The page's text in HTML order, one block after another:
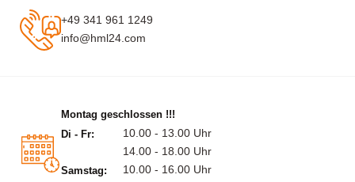
+49 341 961 1249
info@hml24.com
Montag geschlossen !!!
Di - Fr:
10.00 - 13.00 Uhr
14.00 - 18.00 Uhr
Samstag: 10.00 - 16.00 Uhr